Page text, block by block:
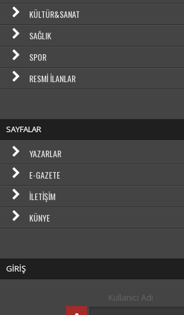
KÜLTÜR&SANAT
SAĞLIK
SPOR
RESMI İLANLAR
SAYFALAR
YAZARLAR
E-GAZETE
İLETIŞIM
KÜNYE
GİRİŞ
Kullanıcı Adı